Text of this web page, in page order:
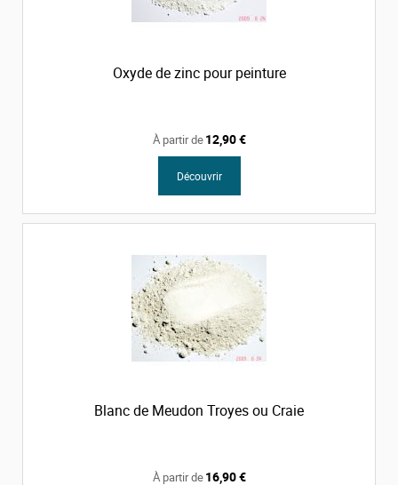
Oxyde de zinc pour peinture
À partir de12,90 €
Découvrir
Blanc de Meudon Troyes ou Craie
À partir de16,90 €